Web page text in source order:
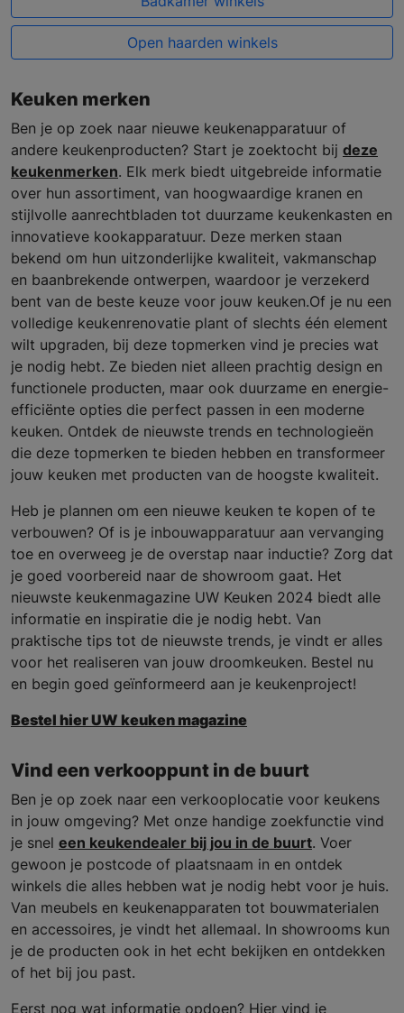
Open haarden winkels
Keuken merken
Ben je op zoek naar nieuwe keukenapparatuur of
andere keukenproducten? Start je zoektocht bij deze
keukenmerken. Elk merk biedt uitgebreide informatie
over hun assortiment, van hoogwaardige kranen en
stijlvolle aanrechtbladen tot duurzame keukenkasten en
innovatieve kookapparatuur. Deze merken staan
bekend om hun uitzonderlijke kwaliteit, vakmanschap
en baanbrekende ontwerpen, waardoor je verzekerd
bent van de beste keuze voor jouw keuken.Of je nu een
volledige keukenrenovatie plant of slechts één element
wilt upgraden, bij deze topmerken vind je precies wat
je nodig hebt. Ze bieden niet alleen prachtig design en
functionele producten, maar ook duurzame en energie-
efficiënte opties die perfect passen in een moderne
keuken. Ontdek de nieuwste trends en technologieën
die deze topmerken te bieden hebben en transformeer
jouw keuken met producten van de hoogste kwaliteit.
Heb je plannen om een nieuwe keuken te kopen of te
verbouwen? Of is je inbouwapparatuur aan vervanging
toe en overweeg je de overstap naar inductie? Zorg dat
je goed voorbereid naar de showroom gaat. Het
nieuwste keukenmagazine UW Keuken 2024 biedt alle
informatie en inspiratie die je nodig hebt. Van
praktische tips tot de nieuwste trends, je vindt er alles
voor het realiseren van jouw droomkeuken. Bestel nu
en begin goed geïnformeerd aan je keukenproject!
Bestel hier UW keuken magazine
Vind een verkooppunt in de buurt
Ben je op zoek naar een verkooplocatie voor keukens
in jouw omgeving? Met onze handige zoekfunctie vind
je snel een keukendealer bij jou in de buurt. Voer
gewoon je postcode of plaatsnaam in en ontdek
winkels die alles hebben wat je nodig hebt voor je huis.
Van meubels en keukenapparaten tot bouwmaterialen
en accessoires, je vindt het allemaal. In showrooms kun
je de producten ook in het echt bekijken en ontdekken
of het bij jou past.
Eerst nog wat informatie opdoen? Hier vind je